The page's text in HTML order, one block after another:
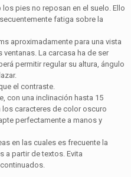
pies no reposan en el suelo. Ello
fatiga sobre la
aproximadamente para una vista
La carcasa ha de ser
permitir regular su altura, ángulo
el contraste.
con una inclinación hasta 15
caracteres de color oscuro
perfectamente a manos y
en las cuales es frecuente la
a partir de textos. Evita